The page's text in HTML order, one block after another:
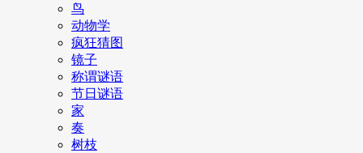
鸟
动物学
疯狂猜图
镜子
称谓谜语
节日谜语
家
奏
树枝